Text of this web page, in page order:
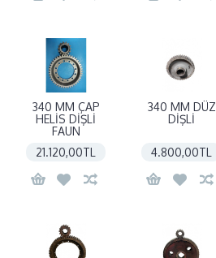
340 MM ÇAP
HELİS DİŞLİ
FAUN
21.120,00TL
340 MM DÜZ
DİŞLİ
4.800,00TL